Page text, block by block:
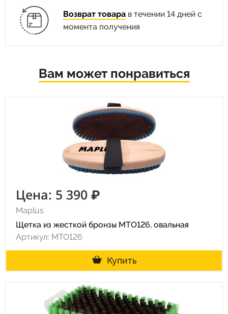
Возврат товарав течении 14 дней с
момента получения
Вам может понравиться
Цена: 5 390 ₽
Maplus
Щетка из жесткой бронзы MTO126, овальная
Артикул: MTO126
Купить